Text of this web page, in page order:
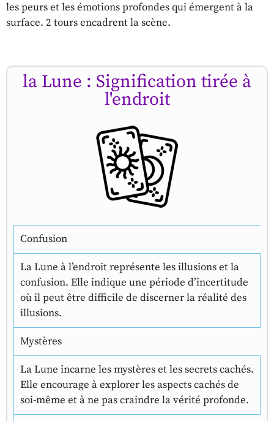
les peurs et les émotions profondes qui émergent à la
surface. 2 tours encadrent la scène.
la Lune : Signification tirée à
l'endroit
Confusion
La Lune à l’endroit représente les illusions et la
confusion. Elle indique une période d’incertitude
où il peut être difficile de discerner la réalité des
illusions.
Mystères
La Lune incarne les mystères et les secrets cachés.
Elle encourage à explorer les aspects cachés de
soi-même et à ne pas craindre la vérité profonde.